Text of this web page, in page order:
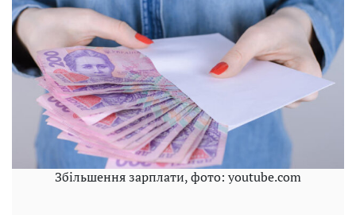
Збільшення зарплати, фото: youtube.com